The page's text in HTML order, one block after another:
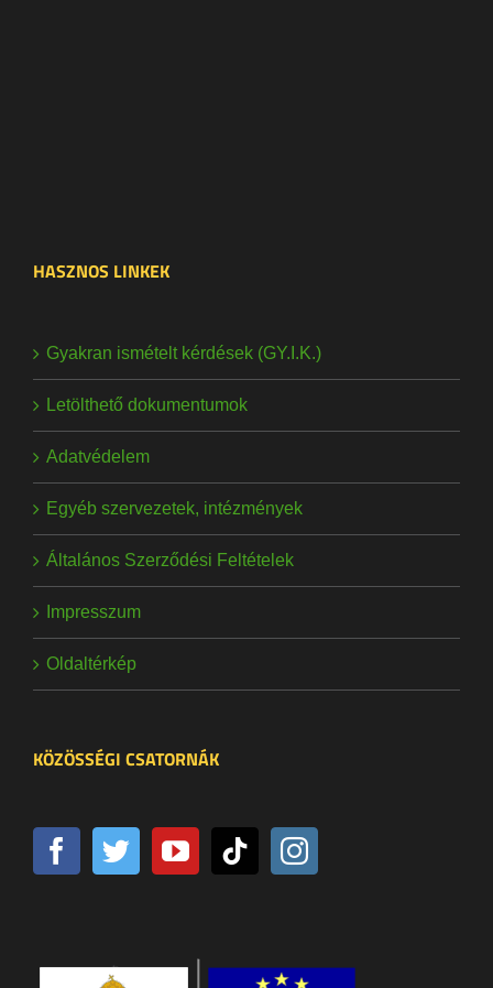
HASZNOS LINKEK
Gyakran ismételt kérdések (GY.I.K.)
Letölthető dokumentumok
Adatvédelem
Egyéb szervezetek, intézmények
Általános Szerződési Feltételek
Impresszum
Oldaltérkép
KÖZÖSSÉGI CSATORNÁK